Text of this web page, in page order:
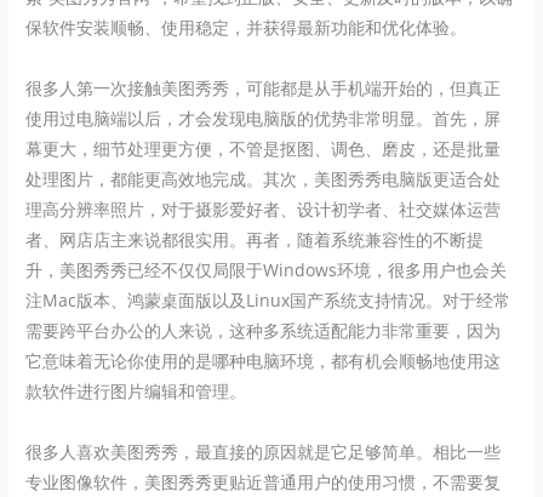
保软件安装顺畅、使用稳定，并获得最新功能和优化体验。
很多人第一次接触美图秀秀，可能都是从手机端开始的，但真正
使用过电脑端以后，才会发现电脑版的优势非常明显。首先，屏
幕更大，细节处理更方便，不管是抠图、调色、磨皮，还是批量
处理图片，都能更高效地完成。其次，美图秀秀电脑版更适合处
理高分辨率照片，对于摄影爱好者、设计初学者、社交媒体运营
者、网店店主来说都很实用。再者，随着系统兼容性的不断提
升，美图秀秀已经不仅仅局限于Windows环境，很多用户也会关
注Mac版本、鸿蒙桌面版以及Linux国产系统支持情况。对于经常
需要跨平台办公的人来说，这种多系统适配能力非常重要，因为
它意味着无论你使用的是哪种电脑环境，都有机会顺畅地使用这
款软件进行图片编辑和管理。
很多人喜欢美图秀秀，最直接的原因就是它足够简单。相比一些
专业图像软件，美图秀秀更贴近普通用户的使用习惯，不需要复